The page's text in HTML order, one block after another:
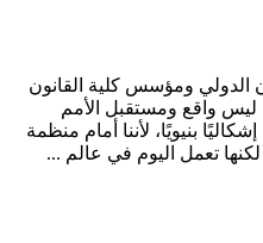
الدولي ومؤسس كلية القانون
ليس واقع ومستقبل الأمم
بنيويًا، لأننا أمام منظمة
تعمل اليوم في عالم ...